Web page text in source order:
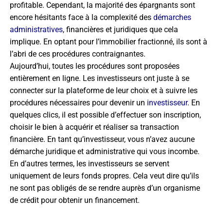
profitable. Cependant, la majorité des épargnants sont
encore hésitants face à la complexité des démarches
administratives, financières et juridiques que cela
implique. En optant pour l’immobilier fractionné, ils sont à
l’abri de ces procédures contraignantes.
Aujourd’hui, toutes les procédures sont proposées
entièrement en ligne. Les investisseurs ont juste à se
connecter sur la plateforme de leur choix et à suivre les
procédures nécessaires pour devenir un investisseur. En
quelques clics, il est possible d’effectuer son inscription,
choisir le bien à acquérir et réaliser sa transaction
financière. En tant qu’investisseur, vous n’avez aucune
démarche juridique et administrative qui vous incombe.
En d’autres termes, les investisseurs se servent
uniquement de leurs fonds propres. Cela veut dire qu’ils
ne sont pas obligés de se rendre auprès d’un organisme
de crédit pour obtenir un financement.